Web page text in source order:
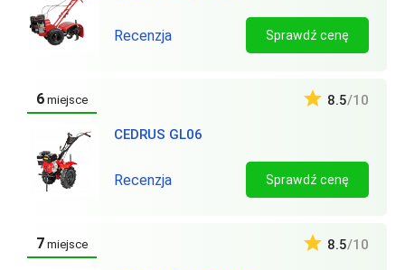
Recenzja Sprawdź cenę
6 miejsce
CEDRUS GL06
8.5/10
Recenzja Sprawdź cenę
7 miejsce 8.5/10